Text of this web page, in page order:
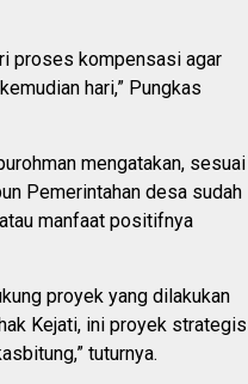
proses kompensasi agar
hari,” Pungkas
mengatakan, sesuai
Pemerintahan desa sudah
manfaat positifnya
proyek yang dilakukan
Kejati, ini proyek strategis
tuturnya.